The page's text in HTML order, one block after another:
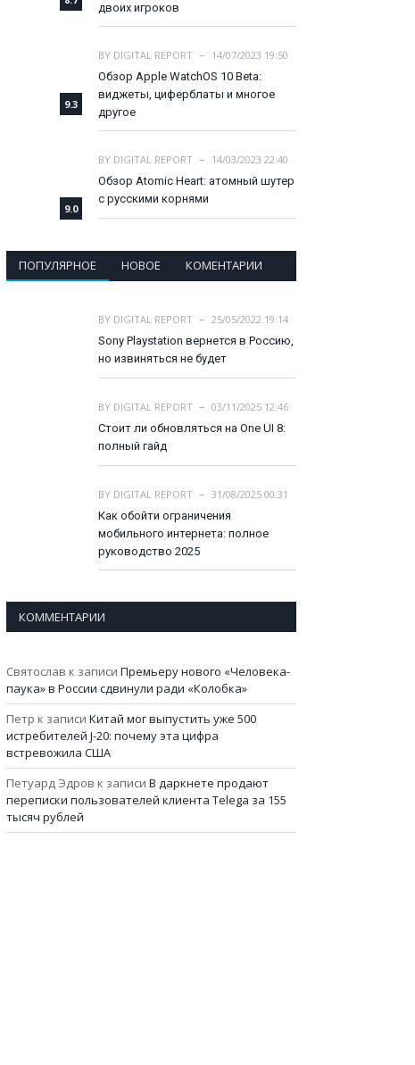
двоих игроков
9.3
BY DIGITAL REPORT
14/07/2023 19:50
Обзор Apple WatchOS 10 Beta:
виджеты, циферблаты и многое
другое
9.0
BY DIGITAL REPORT
14/03/2023 22:40
Обзор Atomic Heart: атомный шутер
с русскими корнями
ПОПУЛЯРНОЕ НОВОЕ КОМЕНТАРИИ
BY DIGITAL REPORT
25/05/2022 19:14
Sony Playstation вернется в Россию,
но извиняться не будет
BY DIGITAL REPORT
03/11/2025 12:46
Стоит ли обновляться на One UI 8:
полный гайд
BY DIGITAL REPORT
31/08/2025 00:31
Как обойти ограничения
мобильного интернета: полное
руководство 2025
КОММЕНТАРИИ
Святослав к записи Премьеру нового «Человека-
паука» в России сдвинули ради «Колобка»
Петр к записи Китай мог выпустить уже 500
истребителей J-20: почему эта цифра
встревожила США
Петуард Эдров к записи В даркнете продают
переписки пользователей клиента Telega за 155
тысяч рублей